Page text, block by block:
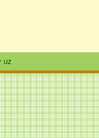
uz